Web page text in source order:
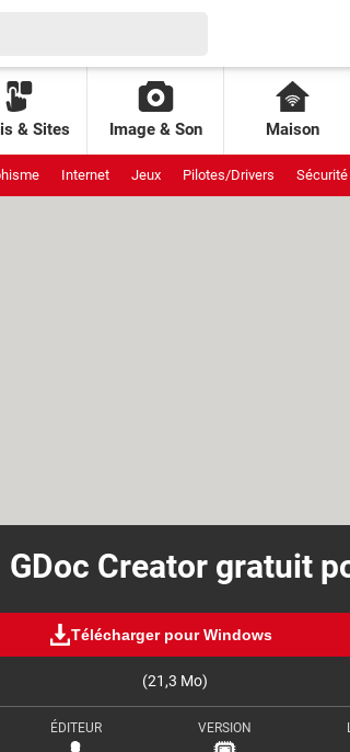
& Sites Image & Son Maison
Internet Jeux Pilotes/Drivers Sécurité
GDoc Creator gratuit
Télécharger pour Windows
(21,3 Mo)
ÉDITEUR VERSION